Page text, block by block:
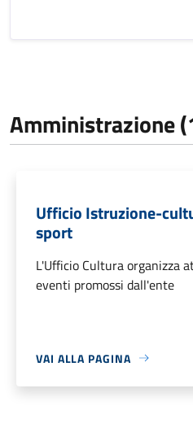
Amministrazione
Ufficio Istruzione-
sport
L'Ufficio Cultura organizza
eventi promossi dall'ente
VAI ALLA PAGINA